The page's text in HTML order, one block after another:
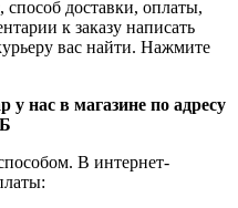
способ доставки, оплаты,
к заказу написать
вас найти. Нажмите
нас в магазине по адресу
В интернет-